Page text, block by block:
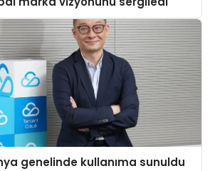
genelinde kullanıma sunuldu